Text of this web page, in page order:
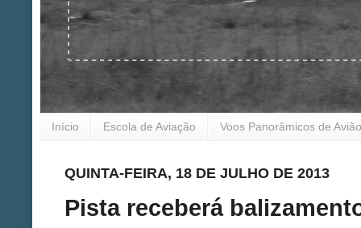
Início Escola de Aviação Voos Panorâmicos de Avião
QUINTA-FEIRA, 18 DE JULHO DE 2013
Pista receberá